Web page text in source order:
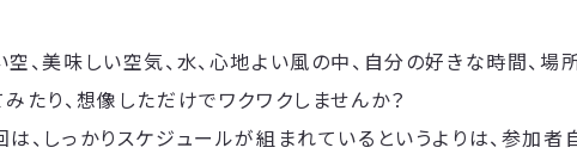
空、美味しい空気、水、心地よい風の中、自分の好きな時間、場
みたり、想像しただけでワクワクしませんか？
は、しっかりスケジュールが組まれているというよりは、参加